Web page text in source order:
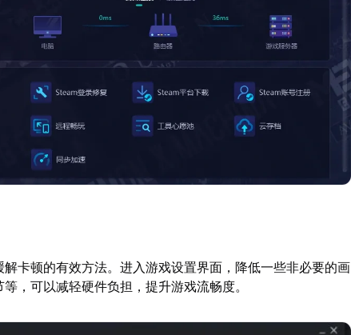
卡顿的有效方法。进入游戏设置界面，降低一些非必要的画
，可以减轻硬件负担，提升游戏流畅度。